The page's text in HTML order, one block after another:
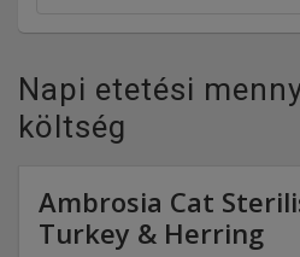
Napi etetési
költség
Ambrosia Cat
Turkey & Herring